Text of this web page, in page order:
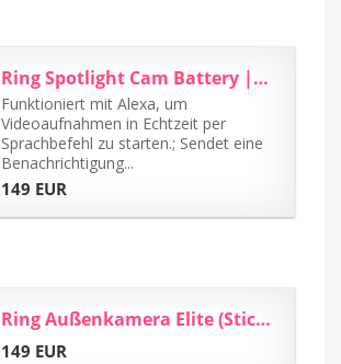
Ring Spotlight Cam Battery | Überwachungskamera für aussen mit HDR-Video, WLAN...
Funktioniert mit Alexa, um
Videoaufnahmen in Echtzeit per
Sprachbefehl zu starten.; Sendet eine
Benachrichtigung...
149 EUR
Ring Außenkamera Elite (Stick Up Cam) | HD-Sicherheitskamera mit WLAN...
149 EUR